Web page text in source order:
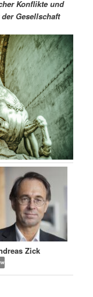
Konflikte und
Gesellschaft
Zick